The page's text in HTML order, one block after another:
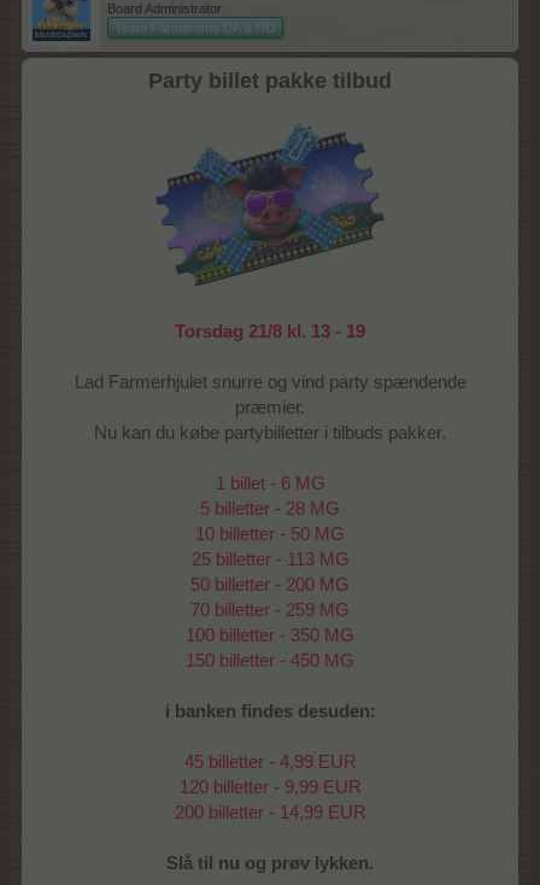
Board Administrator
Team Farmerama DA & NO
Party billet pakke tilbud
Torsdag 21/8 kl. 13 - 19
Lad Farmerhjulet snurre og vind party spændende
præmier.
Nu kan du købe partybilletter i tilbuds pakker.
1 billet - 6 MG
5 billetter - 28 MG
10 billetter - 50 MG
25 billetter - 113 MG
50 billetter - 200 MG
70 billetter - 259 MG
100 billetter - 350 MG
150 billetter - 450 MG
i banken findes desuden:
45 billetter - 4,99 EUR
120 billetter - 9,99 EUR
200 billetter - 14,99 EUR
Slå til nu og prøv lykken.